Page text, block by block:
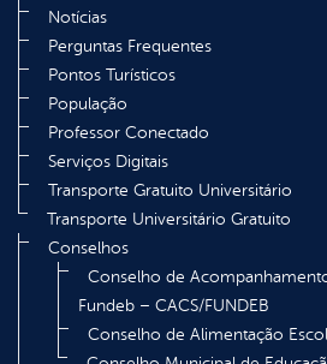
Notícias
Perguntas Frequentes
Pontos Turísticos
População
Professor Conectado
Serviços Digitais
Transporte Gratuito Universitário
Transporte Universitário Gratuito
Conselhos
Conselho de
Fundeb – CACS/FUNDEB
Conselho de Alimentação